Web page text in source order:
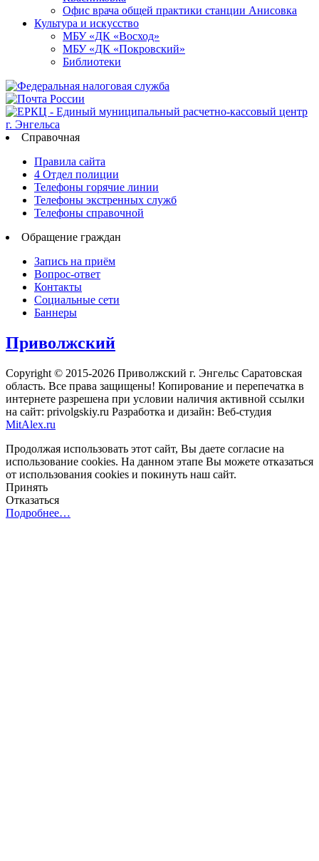
Офис врача общей практики станции Анисовка
Культура и искусство
МБУ «ДК «Восход»
МБУ «ДК «Покровский»
Библиотеки
Справочная
Правила сайта
4 Отдел полиции
Телефоны горячие линии
Телефоны экстренных служб
Телефоны справочной
Обращение граждан
Запись на приём
Вопрос-ответ
Контакты
Социальные сети
Баннеры
Приволжский
Copyright © 2015-2026 Приволжский г. Энгельс Саратовская
область. Все права защищены! Копирование и перепечатка в
интернете разрешена при условии наличия активной ссылки
на сайт: privolgskiy.ru Разработка и дизайн: Веб-студия
MitAlex.ru
Продолжая использовать этот сайт, Вы даете согласие на
использование cookies. На данном этапе Вы можете отказаться
от использования cookies и покинуть наш сайт.
Принять
Отказаться
Подробнее…